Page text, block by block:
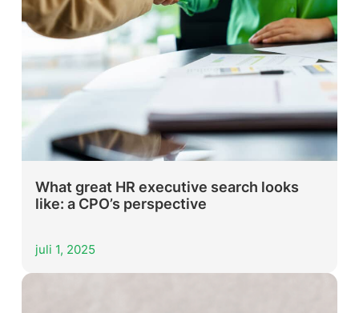
What great HR executive search looks
like: a CPO’s perspective
juli 1, 2025